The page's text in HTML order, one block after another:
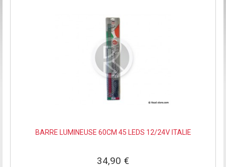
BARRE LUMINEUSE 60CM 45 LEDS 12/24V ITALIE
34,90 €